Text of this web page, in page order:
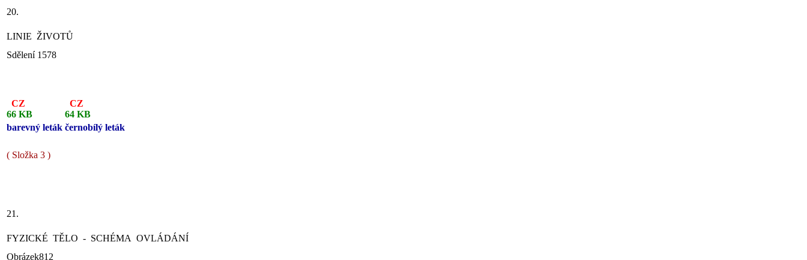
20.
LINIE ŽIVOTŮ
Sdělení 1578
CZ
66 KB
barevný leták
CZ
64 KB
černobílý leták
( Složka 3 )
21.
FYZICKÉ TĚLO - SCHÉMA OVLÁDÁNÍ
Obrázek812